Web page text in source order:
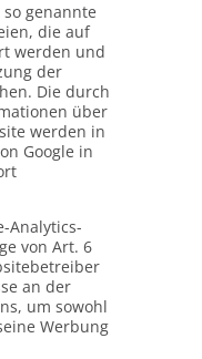
genannte
die auf
werden und
der
Die durch
über
werden in
Google in
Analytics-
von Art. 6
an der
um sowohl
Werbung